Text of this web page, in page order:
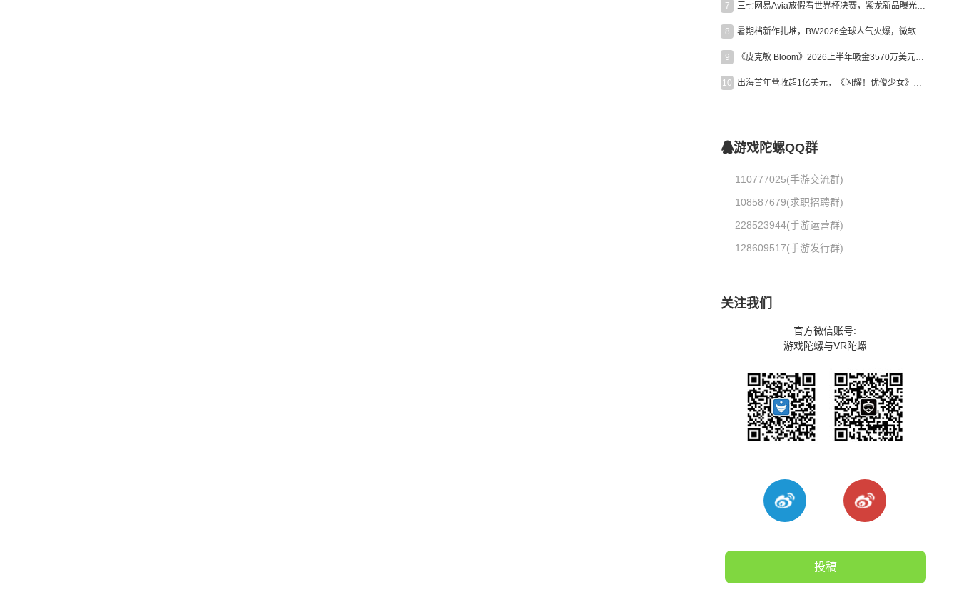
7 三七网易Avia放假看世界杯决赛，紫龙新品曝光，米哈游新作上线 | 陀螺周报
8 暑期档新作扎堆，BW2026全球人气火爆，微软XBOX大裁员|陀螺周报
9 《皮克敏 Bloom》2026上半年吸金3570万美元，中国台湾成最大市场
10 出海首年营收超1亿美元，《闪耀！优俊少女》美国市场占比达七成
游戏陀螺QQ群
110777025(手游交流群)
108587679(求职招聘群)
228523944(手游运营群)
128609517(手游发行群)
关注我们
官方微信账号:
游戏陀螺与VR陀螺
投稿